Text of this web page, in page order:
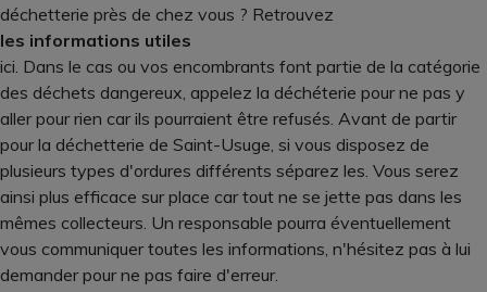
déchetterie près de chez vous ? Retrouvez
les informations utiles
ici. Dans le cas ou vos encombrants font partie de la catégorie
des déchets dangereux, appelez la déchéterie pour ne pas y
aller pour rien car ils pourraient être refusés. Avant de partir
pour la déchetterie de Saint-Usuge, si vous disposez de
plusieurs types d'ordures différents séparez les. Vous serez
ainsi plus efficace sur place car tout ne se jette pas dans les
mêmes collecteurs. Un responsable pourra éventuellement
vous communiquer toutes les informations, n'hésitez pas à lui
demander pour ne pas faire d'erreur.